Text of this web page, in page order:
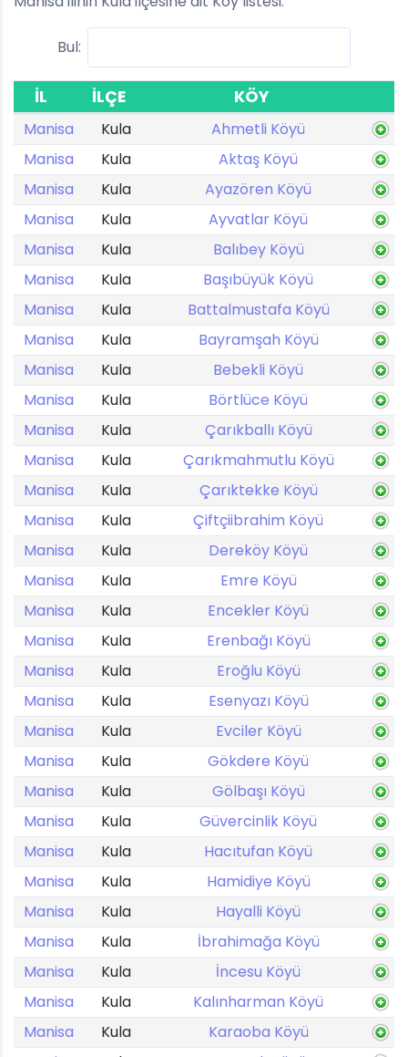
Bul:
İL İLÇE KÖY
Manisa Kula
Ahmetli Köyü
Manisa
Kula
Aktaş Köyü
Manisa
Kula
Ayazören Köyü
Manisa
Kula
Ayvatlar Köyü
Manisa
Kula
Balıbey Köyü
Manisa
Kula
Başıbüyük Köyü
Manisa
Kula
Battalmustafa Köyü
Manisa
Kula
Bayramşah Köyü
Manisa
Kula
Bebekli Köyü
Manisa
Kula
Börtlüce Köyü
Manisa
Kula
Çarıkballı Köyü
Manisa
Kula
Çarıkmahmutlu Köyü
Manisa
Kula
Çarıktekke Köyü
Manisa
Kula
Çiftçiibrahim Köyü
Manisa
Kula
Dereköy Köyü
Manisa
Kula
Emre Köyü
Manisa
Kula
Encekler Köyü
Manisa
Kula
Erenbağı Köyü
Manisa
Kula
Eroğlu Köyü
Manisa
Kula
Esenyazı Köyü
Manisa
Kula
Evciler Köyü
Manisa
Kula
Gökdere Köyü
Manisa
Kula
Gölbaşı Köyü
Manisa
Kula
Güvercinlik Köyü
Manisa
Kula
Hacıtufan Köyü
Manisa
Kula
Hamidiye Köyü
Manisa
Kula
Hayalli Köyü
Manisa
Kula
İbrahimağa Köyü
Manisa
Kula
İncesu Köyü
Manisa
Kula
Kalınharman Köyü
Manisa
Kula
Karaoba Köyü